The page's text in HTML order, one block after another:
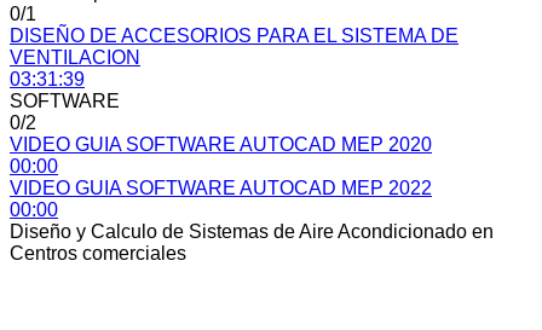
0/1
DISEÑO DE ACCESORIOS PARA EL SISTEMA DE
VENTILACION
03:31:39
SOFTWARE
0/2
VIDEO GUIA SOFTWARE AUTOCAD MEP 2020
00:00
VIDEO GUIA SOFTWARE AUTOCAD MEP 2022
00:00
Diseño y Calculo de Sistemas de Aire Acondicionado en
Centros comerciales